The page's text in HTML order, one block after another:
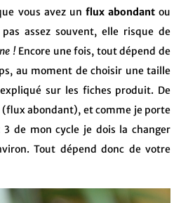
vous avez un flux abondantou
assez souvent, elle risque de
!Encore une fois, tout dépend de
au moment de choisir une taille
sur les fiches produit. De
(flux abondant), et comme je porte
de mon cycle je dois la changer
Tout dépend donc de votre